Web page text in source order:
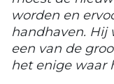
worden en
handhaven. Hij
een van de
het enige waar